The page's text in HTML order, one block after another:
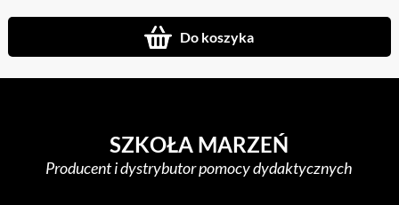
Do koszyka
SZKOŁA MARZEŃ
Producent i dystrybutor pomocy dydaktycznych